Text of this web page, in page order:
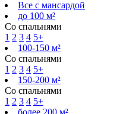
Все с мансардой
до 100 м²
Со спальнями
1 2 3 4 5+
100-150 м²
Со спальнями
1 2 3 4 5+
150-200 м²
Со спальнями
1 2 3 4 5+
более 200 м²